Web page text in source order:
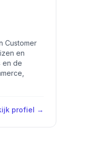
Customer
en
en de
profiel →